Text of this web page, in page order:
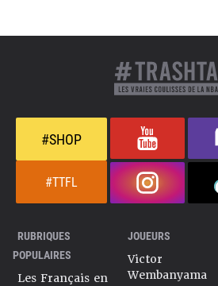
#SHOP
#TTFL
RUBRIQUES
POPULAIRES
Les Français en
JOUEURS
Victor
Wembanyama